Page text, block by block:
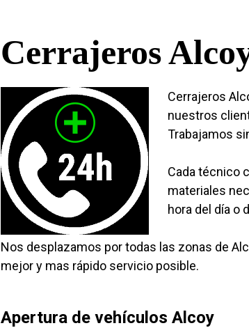
Cerrajeros
Cerrajeros
nuestros
Trabajamos
Cada técnico
materiales
hora del día o
Nos desplazamos por todas las zonas de
mejor y mas rápido servicio posible.
Apertura de vehículos Alcoy